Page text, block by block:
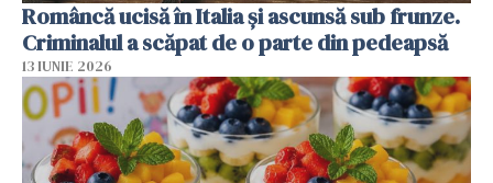
Româncă ucisă în Italia și ascunsă sub frunze.
Criminalul a scăpat de o parte din pedeapsă
13 IUNIE 2026